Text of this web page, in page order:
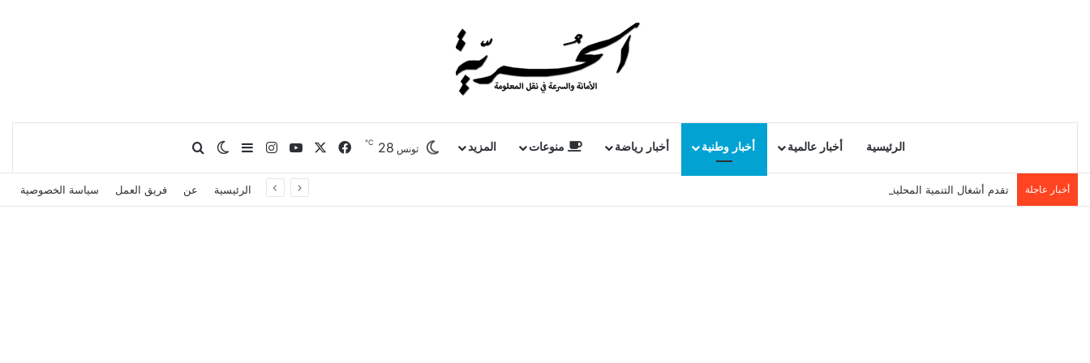
الرئيسية أخبار عالمية أخبار وطنية أخبار رياضة منوعات المزيد تونس 28
℃ فيسبوك يوتيوبانستقرامإضافة عمود جانبي
الوضع المظلم
بحث عن
أخبار عاجلة تقدم أشغال التنمية المحلية في سيدي حسين الرئيسية عن فريق العمل سياسة الخصوصية